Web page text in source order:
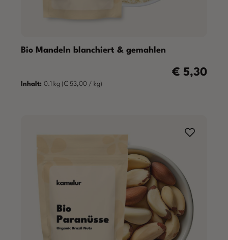
Bio Mandeln blanchiert & gemahlen
Regulärer
€ 5,30
Inhalt: 0.1 kg (€ 53,00 / kg)